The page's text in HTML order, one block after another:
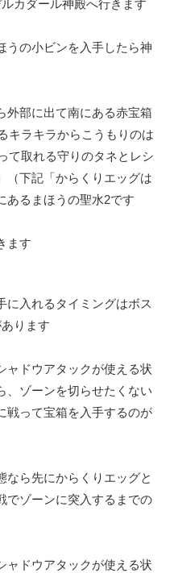
カダール神殿へ行きます
うの小ビンを入手したら神
外部に出て南にある赤宝箱
キラキラからこうもりのは
て取れる守りのタネとレシ
（下記「からくりエッグは
あるまほうの聖水2です
ます
に入れるタイミングはボス
ります
ャドウアタックが使える状
、ゾーンを切らせたくない
戦って宝箱を入手するのが
なら先にからくりエッグと
でゾーンに突入するまでの
ャドウアタックが使える状